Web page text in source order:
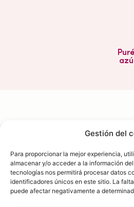
Gestión del
Para proporcionar la mejor experiencia,
almacenar y/o acceder a la información
tecnologías nos permitirá procesar datos
identificadores únicos en este sitio. La
puede afectar negativamente a
INGREDIENTES